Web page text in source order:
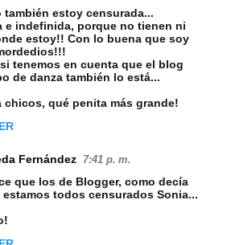
también estoy censurada...
e indefinida, porque no tienen ni
estoy!! Con lo buena que soy
tenemos en cuenta que el blog
de danza también lo está...
chicos, qué penita más grande!
Fernández 7:41 p. m.
que los de Blogger, como decía
todos censurados Sonia...